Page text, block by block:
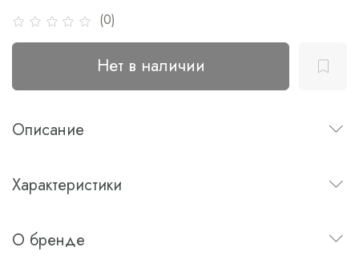
(0)
Нет в наличии
Описание
Характеристики
О бренде